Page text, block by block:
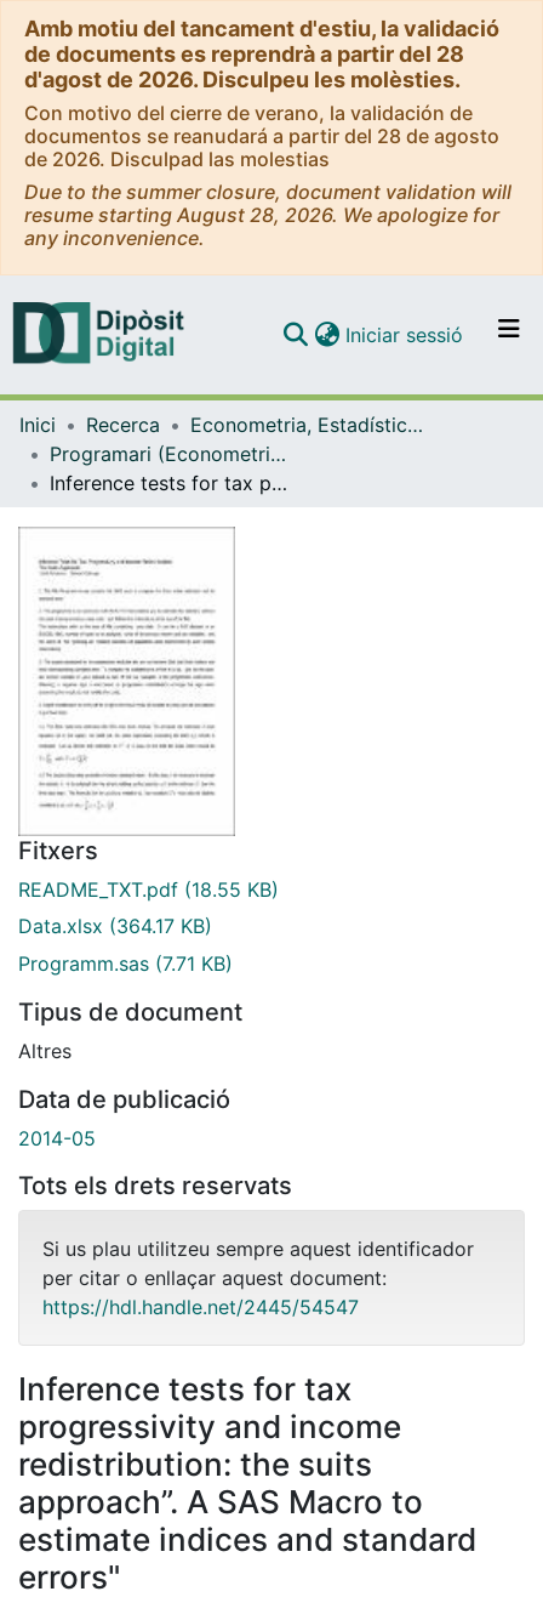
Amb motiu del tancament d'estiu, la validació
de documents es reprendrà a partir del 28
d'agost de 2026. Disculpeu les molèsties.
Con motivo del cierre de verano, la validación de
documentos se reanudará a partir del 28 de agosto
de 2026. Disculpad las molestias
Due to the summer closure, document validation will
resume starting August 28, 2026. We apologize for
any inconvenience.
Navega per tot el DD
Iniciar sessió (current)
Inici Recerca
Econometria, Estadística i Economia Aplicada
Programari (Econometria, Estadística i Economia Aplicada)
Inference tests for tax progressivity and income redistribution: the suits approach”. A SAS Macro to estimate indices and standard errors"
Fitxers
README_TXT.pdf (18.55 KB)
Data.xlsx (364.17 KB)
Programm.sas (7.71 KB)
Tipus de document
Altres
Data de publicació
2014-05
Tots els drets reservats
Si us plau utilitzeu sempre aquest identificador
per citar o enllaçar aquest document:
https://hdl.handle.net/2445/54547
Inference tests for tax
progressivity and income
redistribution: the suits
approach”. A SAS Macro to
estimate indices and standard
errors"